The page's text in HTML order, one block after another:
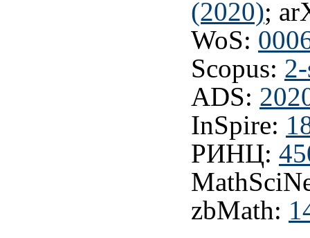
(2020);
WoS:
Scopus:
ADS:
InSpire:
РИНЦ:
zbMath: